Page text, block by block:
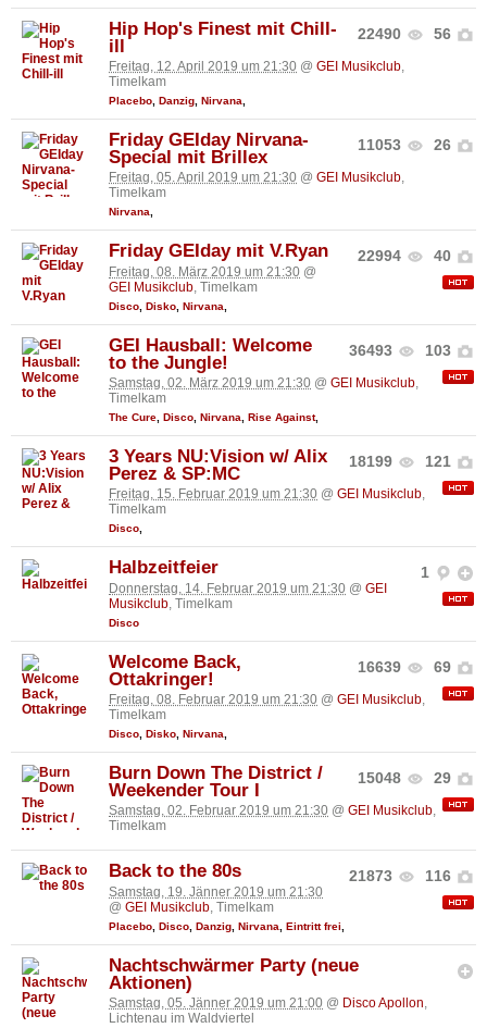
22490 56
Hip Hop's Finest mit Chill-
ill
Freitag, 12. April 2019 um 21:30 @ GEI Musikclub,
Timelkam
Placebo Danzig Nirvana
11053 26
Friday GEIday Nirvana-
Special mit Brillex
Freitag, 05. April 2019 um 21:30 @ GEI Musikclub,
Timelkam
Nirvana,
22994 40
Friday GEIday mit V.Ryan
Freitag, 08. März 2019 um 21:30 @
GEI Musikclub , Timelkam
Disco Disko Nirvana
36493 103
GEI Hausball: Welcome
to the Jungle!
Samstag, 02. März 2019 um 21:30 @ GEI Musikclub,
Timelkam
The Cure Disco Nirvana Rise Against,
18199 121
3 Years NU:Vision w/ Alix
Perez & SP:MC
Freitag, 15. Februar 2019 um 21:30 @ GEI Musikclub,
Timelkam
Disco,
1
Halbzeitfeier
Donnerstag, 14. Februar 2019 um 21:30 @ GEI
Musikclub , Timelkam
Disco
16639 69
Welcome Back,
Ottakringer!
Freitag, 08. Februar 2019 um 21:30 @ GEI Musikclub,
Timelkam
Disco Disko Nirvana
15048 29
Burn Down The District /
Weekender Tour I
Samstag, 02. Februar 2019 um 21:30 @ GEI Musikclub,
Timelkam
21873 116
Back to the 80s
Samstag, 19. Jänner 2019 um 21:30
@ GEI Musikclub , Timelkam
Placebo Disco Danzig Nirvana Eintritt frei
Nachtschwärmer Party (neue
Aktionen)
Samstag, 05. Jänner 2019 um 21:00 @ Disco Apollon,
Lichtenau im Waldviertel